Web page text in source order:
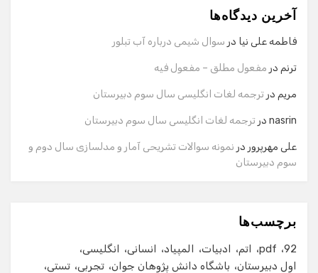
آخرین دیدگاه‌ها
فاطمه علی نیا در سوال شیمی درباره آب تبلور
ترنم در مفعول مطلق – مفعول فیه
مریم در ترجمه لغات انگلیسی سال سوم دبیرستان
nasrin در ترجمه لغات انگلیسی سال سوم دبیرستان
علی مهرپرور در نمونه سوالات تشریحی آمار و مدلسازی سال دوم و
سوم دبیرستان
برچسب‌ها
92
pdf اتم ادبیات المپیاد انسانی
انگلیسی
اول دبیرستان
باشگاه دانش پژوهان جوان تجربی تستی
سلام! برای شروع گفت‌وگو لطفاً شماره تماس یا ایمیل خود را
وارد کنید.
ایمیل